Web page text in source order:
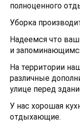
полноценного
Уборка
Надеемся что
и
На территории
различные
улице перед
У нас хорошая
отдыхающие.